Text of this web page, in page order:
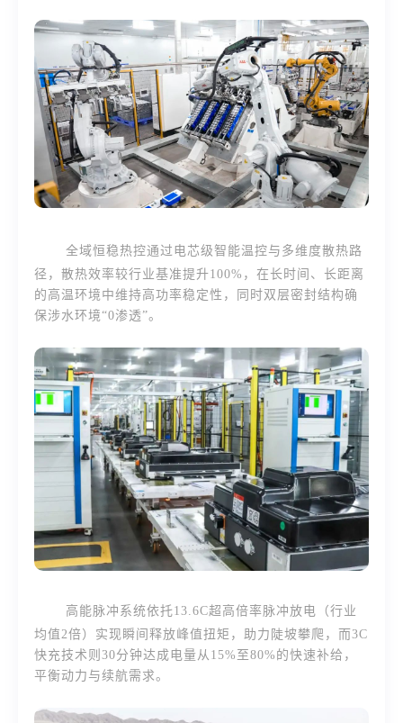
全域恒稳热控通过电芯级智能温控与多维度散热路
径，散热效率较行业基准提升100%，在长时间、长距离
的高温环境中维持高功率稳定性，同时双层密封结构确
保涉水环境“0渗透”。
高能脉冲系统依托13.6C超高倍率脉冲放电（行业
均值2倍）实现瞬间释放峰值扭矩，助力陡坡攀爬，而3C
快充技术则30分钟达成电量从15%至80%的快速补给，
平衡动力与续航需求。